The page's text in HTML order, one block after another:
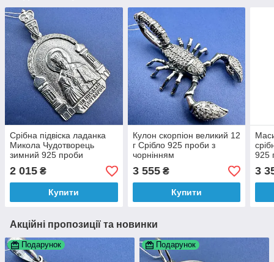
Срібна підвіска ладанка
Микола Чудотворець
зимний 925 проби
2 015 ₴
Купити
Кулон скорпіон великий 12
г Срібло 925 проби з
чорнінням
3 555₴
Купити
925
3
Акційні пропозиції та новинки
Подарунок Подарунок